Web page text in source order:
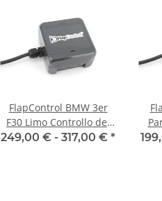
FlapControl BMW 3er
F30 Limo Controllo dei
flap di scarico
249,00 € - 317,00 € *